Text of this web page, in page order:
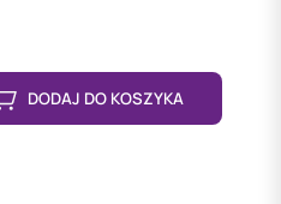
DODAJ DO KOSZYKA